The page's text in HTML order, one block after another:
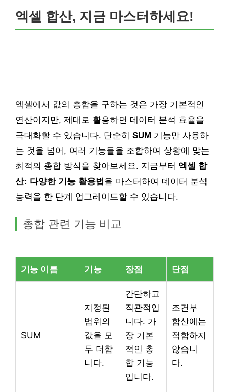
엑셀 합산, 지금 마스터하세요!
엑셀에서 값의 총합을 구하는 것은 가장 기본적인
연산이지만, 제대로 활용하면 데이터 분석 효율을
극대화할 수 있습니다. 단순히 SUM 기능만 사용하
는 것을 넘어, 여러 기능들을 조합하여 상황에 맞는
최적의 총합 방식을 찾아보세요. 지금부터 엑셀 합
산: 다양한 기능 활용법 을 마스터하여 데이터 분석
능력을 한 단계 업그레이드할 수 있습니다.
총합 관련 기능 비교
기능 이름 기능 장점 단점
SUM
지정된
범위의
값을 모
두 더합
니다.
간단하고
직관적입
니다. 가
장 기본
적인 총
합 기능
입니다.
조건부
합산에는
적합하지
않습니
다.